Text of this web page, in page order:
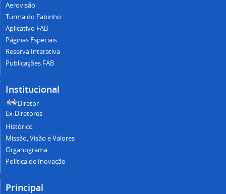
Aerovisão
Turma do Fabinho
Aplicativo FAB
Páginas Especiais
Reserva Interativa
Publicações FAB
Institucional
Diretor
Ex-Diretores
Histórico
Missão, Visão e Valores
Organograma
Política de Inovação
Principal